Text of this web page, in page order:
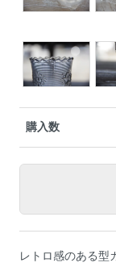
購入数
レトロ感のある型